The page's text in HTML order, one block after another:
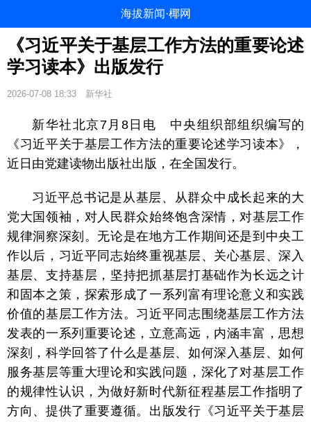
海拔新闻·椰网
《习近平关于基层工作方法的重要论述
学习读本》出版发行
2026-07-08 18:33 新华社
新华社北京7月8日电 中央组织部组织编写的
《习近平关于基层工作方法的重要论述学习读本》，
近日由党建读物出版社出版，在全国发行。
习近平总书记是从基层、从群众中成长起来的大
党大国领袖，对人民群众始终饱含深情，对基层工作
规律洞察深刻。无论是在地方工作期间还是到中央工
作以后，习近平同志始终重视基层、关心基层、深入
基层、支持基层，坚持把抓基层打基础作为长远之计
和固本之策，探索形成了一系列富有理论意义和实践
价值的基层工作方法。习近平同志围绕基层工作方法
发表的一系列重要论述，立意高远，内涵丰富，思想
深刻，科学回答了什么是基层、如何深入基层、如何
服务基层等重大理论和实践问题，深化了对基层工作
的规律性认识，为做好新时代新征程基层工作指明了
方向、提供了重要遵循。出版发行《习近平关于基层